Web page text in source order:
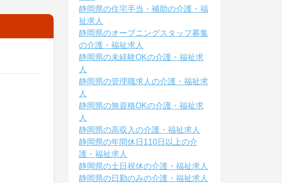
静岡県の住宅手当・補助の介護・福
祉求人
静岡県のオープニングスタッフ募集
の介護・福祉求人
静岡県の未経験OKの介護・福祉求
人
静岡県の管理職求人の介護・福祉求
人
静岡県の無資格OKの介護・福祉求
人
静岡県の高収入の介護・福祉求人
静岡県の年間休日110日以上の介
護・福祉求人
静岡県の土日祝休の介護・福祉求人
静岡県の日勤のみの介護・福祉求人